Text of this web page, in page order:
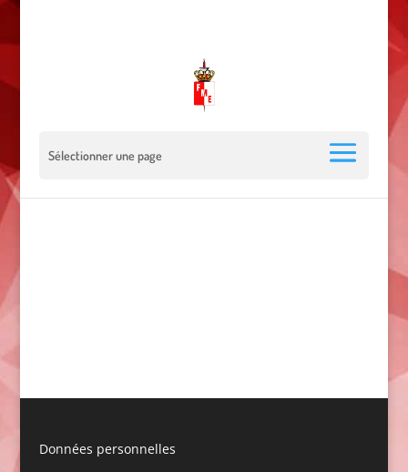
Sélectionner une page
Données personnelles